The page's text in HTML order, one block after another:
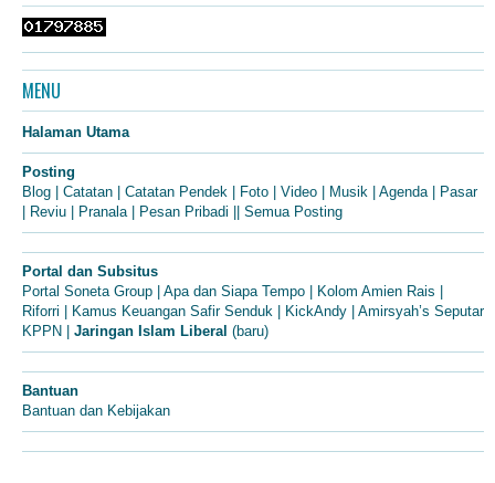
MENU
Halaman Utama
Posting
Blog
Catatan Catatan Pendek Foto Video Musik Agenda|
Pasar
Reviu Pranala| Pesan Pribadi Semua Posting
Portal dan Subsitus
Portal Soneta Group
Apa dan Siapa Tempo Kolom Amien Rais
Riforri
Kamus Keuangan Safir Senduk KickAndy
Amirsyah’s Seputar
KPPN
Jaringan Islam Liberal (baru)
Bantuan
Bantuan dan Kebijakan